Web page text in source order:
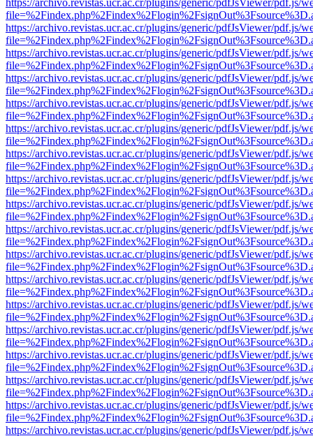
https://archivo.revistas.ucr.ac.cr/plugins/generic/pdfJsViewer/pdf.js/
https://archivo.revistas.ucr.ac.cr/plugins/generic/pdfJsViewer/pdf.js/
https://archivo.revistas.ucr.ac.cr/plugins/generic/pdfJsViewer/pdf.js/
https://archivo.revistas.ucr.ac.cr/plugins/generic/pdfJsViewer/pdf.js/
https://archivo.revistas.ucr.ac.cr/plugins/generic/pdfJsViewer/pdf.js/
https://archivo.revistas.ucr.ac.cr/plugins/generic/pdfJsViewer/pdf.js/
https://archivo.revistas.ucr.ac.cr/plugins/generic/pdfJsViewer/pdf.js/
https://archivo.revistas.ucr.ac.cr/plugins/generic/pdfJsViewer/pdf.js/
https://archivo.revistas.ucr.ac.cr/plugins/generic/pdfJsViewer/pdf.js/
https://archivo.revistas.ucr.ac.cr/plugins/generic/pdfJsViewer/pdf.js/
https://archivo.revistas.ucr.ac.cr/plugins/generic/pdfJsViewer/pdf.js/
https://archivo.revistas.ucr.ac.cr/plugins/generic/pdfJsViewer/pdf.js/
https://archivo.revistas.ucr.ac.cr/plugins/generic/pdfJsViewer/pdf.js/
https://archivo.revistas.ucr.ac.cr/plugins/generic/pdfJsViewer/pdf.js/
https://archivo.revistas.ucr.ac.cr/plugins/generic/pdfJsViewer/pdf.js/
https://archivo.revistas.ucr.ac.cr/plugins/generic/pdfJsViewer/pdf.js/
https://archivo.revistas.ucr.ac.cr/plugins/generic/pdfJsViewer/pdf.js/
https://archivo.revistas.ucr.ac.cr/plugins/generic/pdfJsViewer/pdf.js/